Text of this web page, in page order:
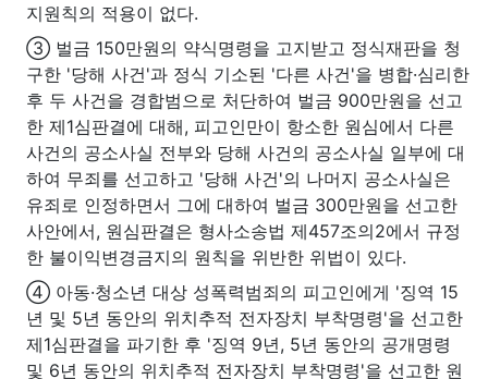
지원칙의 적용이 없다.
③ 벌금 150만원의 약식명령을 고지받고 정식재판을 청
구한 '당해 사건'과 정식 기소된 '다른 사건'을 병합·심리한
후 두 사건을 경합범으로 처단하여 벌금 900만원을 선고
한 제1심판결에 대해, 피고인만이 항소한 원심에서 다른
사건의 공소사실 전부와 당해 사건의 공소사실 일부에 대
하여 무죄를 선고하고 '당해 사건'의 나머지 공소사실은
유죄로 인정하면서 그에 대하여 벌금 300만원을 선고한
사안에서, 원심판결은 형사소송법 제457조의2에서 규정
한 불이익변경금지의 원칙을 위반한 위법이 있다.
④ 아동·청소년 대상 성폭력범죄의 피고인에게 '징역 15
년 및 5년 동안의 위치추적 전자장치 부착명령'을 선고한
제1심판결을 파기한 후 '징역 9년, 5년 동안의 공개명령
및 6년 동안의 위치추적 전자장치 부착명령'을 선고한 원